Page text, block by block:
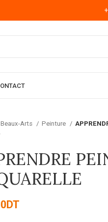
Beaux-Arts Peinture
DT